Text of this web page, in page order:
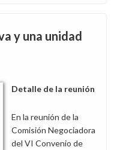
y una unidad
Detalle de la reunión
En la reunión de la
Comisión Negociadora
del VI Convenio de